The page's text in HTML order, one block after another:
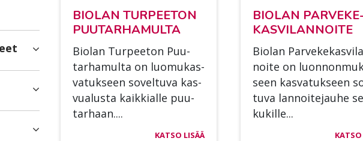
BIO­LAN TUR­PEE­TON
PUU­TAR­HA­MUL­TA
Bio­lan Tur­pee­ton Puu­
tar­ha­mul­ta on luo­mu­kas­
va­tuk­seen so­vel­tu­va kas­
vua­lus­ta kaik­kial­le puu­
tar­haan....
KATSO LISÄÄ
BIO­LAN PAR­VE­KE­
KAS­VI­LAN­NOI­TE
Bio­lan
noi­te on
seen kas­va­tuk­seen
tu­va lan­noi­te­jau­he
ku­kil­le...